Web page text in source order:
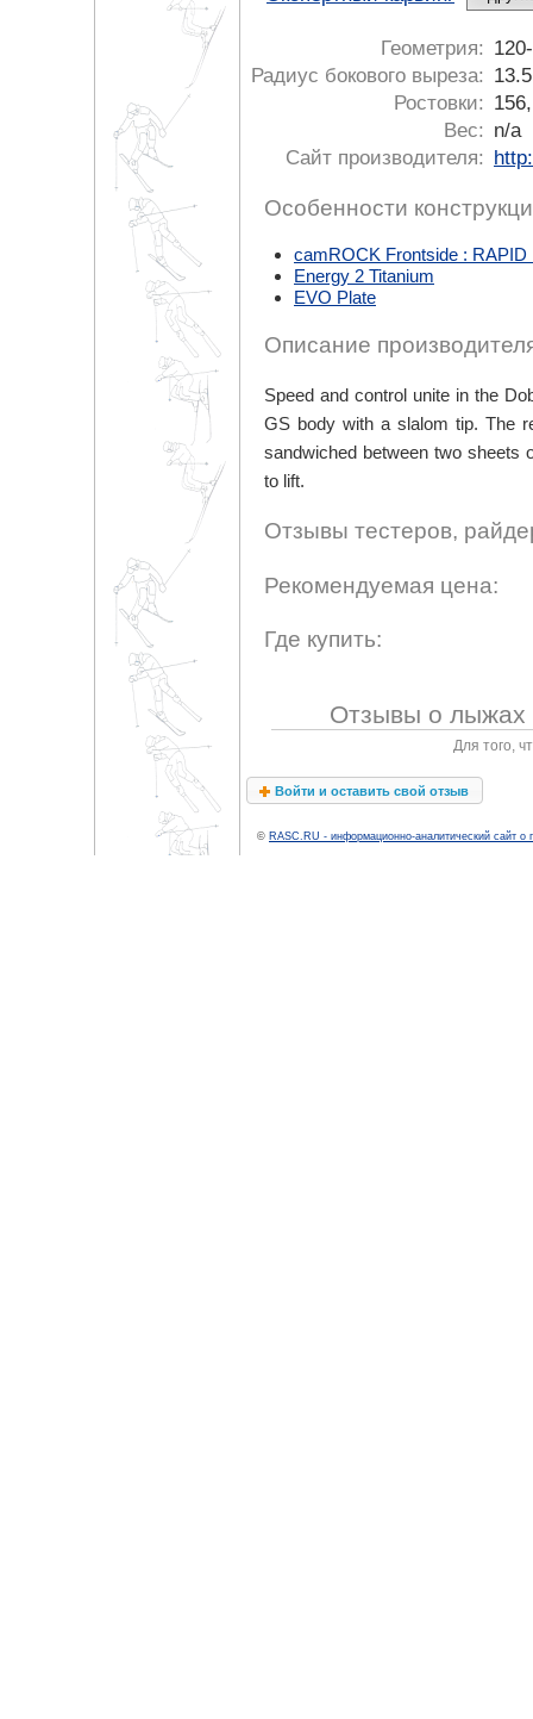
Геометрия:
Радиус бокового выреза:
Ростовки:
Вес:
n/a
Сайт производителя:
Особенности
camROCK Frontside :
Energy 2 Titanium
EVO Plate
Описание
Speed and control unite in the
GS body with a slalom tip. The
sandwiched between two sheets
to lift.
Отзывы тестеров,
Рекомендуемая цена:
Где купить:
Отзывы о лыжах
Для того,
Войти и оставить свой отзыв
© RASC.RU - информационно-аналитический сайт о